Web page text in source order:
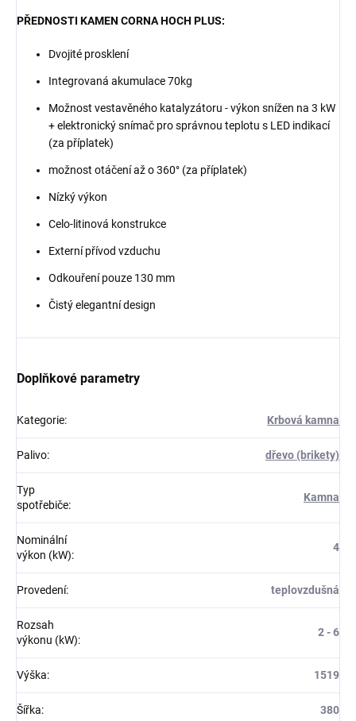
PŘEDNOSTI KAMEN CORNA HOCH PLUS:
Dvojité prosklení
Integrovaná akumulace 70kg
Možnost vestavěného katalyzátoru - výkon snížen na 3 kW
+ elektronický snímač pro správnou teplotu s LED indikací
(za příplatek)
možnost otáčení až o 360° (za příplatek)
Nízký výkon
Celo-litinová konstrukce
Externí přívod vzduchu
Odkouření pouze 130 mm
Čistý elegantní design
Doplňkové parametry
Kategorie: Krbová kamna
Palivo: dřevo (brikety)
Typ
spotřebiče:
Kamna
Nominální
výkon (kW):
4
Provedení: teplovzdušná
Rozsah
výkonu (kW):
2 - 6
Výška: 1519
Šířka: 380